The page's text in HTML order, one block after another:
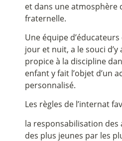
et dans une atmosphère
fraternelle.
Une équipe
jour et nuit, a le souci
propice à la discipline
enfant y fait l’objet d’un
personnalisé.
Les règles de l’internat
la responsabilisation des
des plus jeunes par les